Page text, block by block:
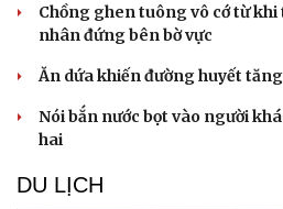
Chồng ghen tuông vô cớ từ
nhân đứng bên bờ vực
Ăn dứa khiến đường huyết
Nói bắn nước bọt vào người
hai
DU LỊCH